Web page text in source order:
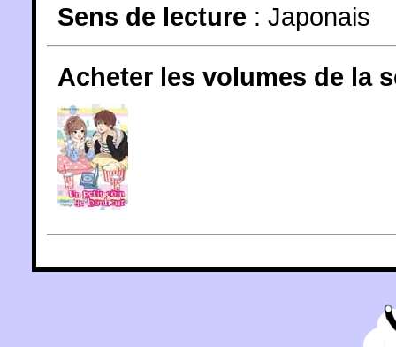
Sens de lecture : Japonais
Acheter les volumes de la